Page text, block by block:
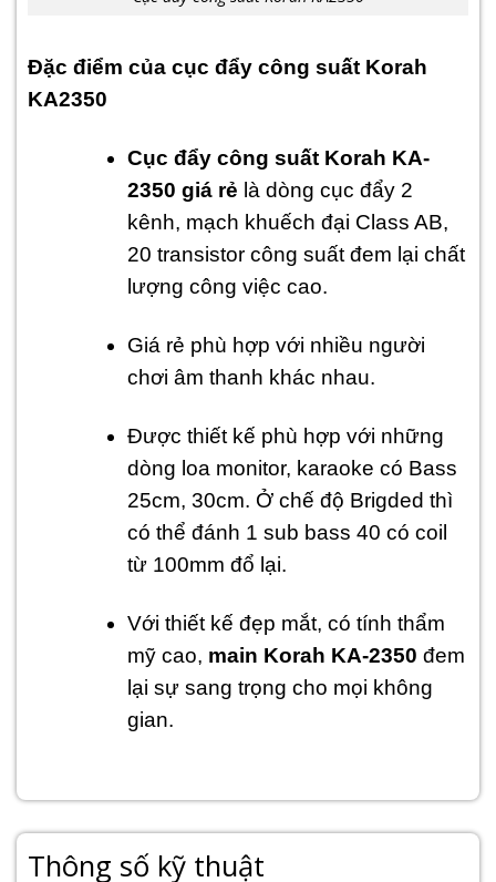
Đặc điểm của cục đẩy công suất Korah
KA2350
Cục đẩy công suất Korah KA-
2350 giá rẻ là dòng cục đẩy 2
kênh, mạch khuếch đại Class AB,
20 transistor công suất đem lại chất
lượng công việc cao.
Giá rẻ phù hợp với nhiều người
chơi âm thanh khác nhau.
Được thiết kế phù hợp với những
dòng loa monitor, karaoke có Bass
25cm, 30cm. Ở chế độ Brigded thì
có thể đánh 1 sub bass 40 có coil
từ 100mm đổ lại.
Với thiết kế đẹp mắt, có tính thẩm
mỹ cao, main Korah KA-2350 đem
lại sự sang trọng cho mọi không
gian.
Thông số kỹ thuật